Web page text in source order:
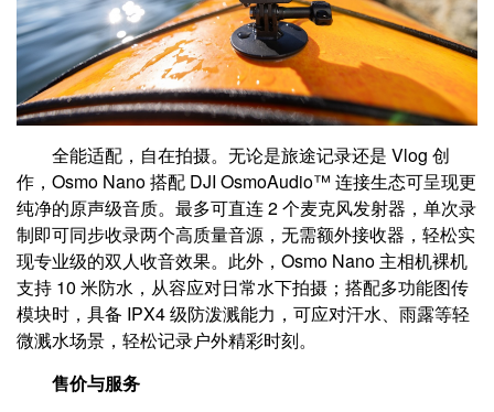
全能适配，自在拍摄。无论是旅途记录还是 Vlog 创
作，Osmo Nano 搭配 DJI OsmoAudio™ 连接生态可呈现更
纯净的原声级音质。最多可直连 2 个麦克风发射器，单次录
制即可同步收录两个高质量音源，无需额外接收器，轻松实
现专业级的双人收音效果。此外，Osmo Nano 主相机裸机
支持 10 米防水，从容应对日常水下拍摄；搭配多功能图传
模块时，具备 IPX4 级防泼溅能力，可应对汗水、雨露等轻
微溅水场景，轻松记录户外精彩时刻。
售价与服务